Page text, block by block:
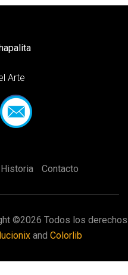
Arte
Historia Contacto
©2026 Todos los derechos
and Colorlib